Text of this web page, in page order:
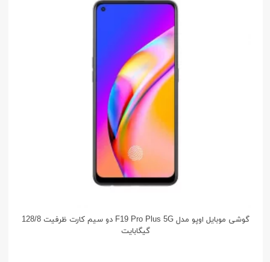
گوشی موبایل اوپو مدل F19 Pro Plus 5G دو سیم کارت ظرفیت 128/8
گیگابایت